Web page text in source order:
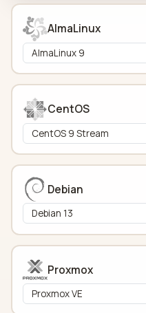
AlmaLinux
CentOS
Debian
Proxmox